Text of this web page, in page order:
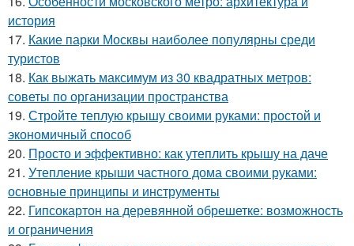
история
17. Какие парки Москвы наиболее популярны среди
туристов
18. Как выжать максимум из 30 квадратных метров:
советы по организации пространства
19. Стройте теплую крышу своими руками: простой и
экономичный способ
20. Просто и эффективно: как утеплить крышу на даче
21. Утепление крыши частного дома своими руками:
основные принципы и инструменты
22. Гипсокартон на деревянной обрешетке: возможность
и ограничения